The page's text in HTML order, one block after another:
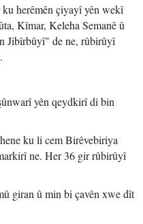
herêmên çiyayî yên wekî
Kîmar, Keleha Semanê û
Jibîrbûyî" de ne, rûbirûyî
yên qeydkirî di bin
ku li cem Birêvebiriya
ne. Her 36 gir rûbirûyî
giran û min bi çavên xwe dît